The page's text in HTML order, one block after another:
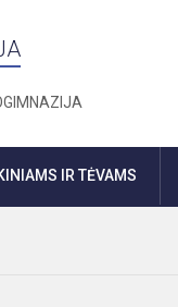
IR TĖVAMS